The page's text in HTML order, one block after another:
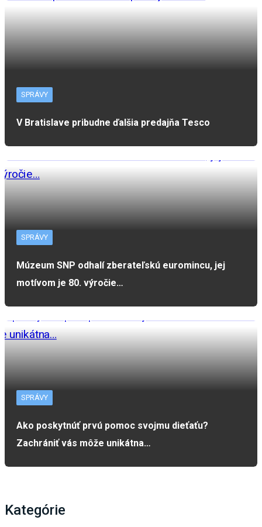
SPRÁVY
V Bratislave pribudne ďalšia predajňa Tesco
SPRÁVY
Múzeum SNP odhalí zberateľskú euromincu, jej
motívom je 80. výročie…
SPRÁVY
Ako poskytnúť prvú pomoc svojmu dieťaťu?
Zachrániť vás môže unikátna…
Kategórie